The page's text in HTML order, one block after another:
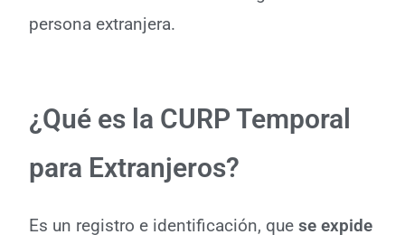
persona extranjera.
¿Qué es la CURP Temporal
para Extranjeros?
Es un registro e identificación, quese expide